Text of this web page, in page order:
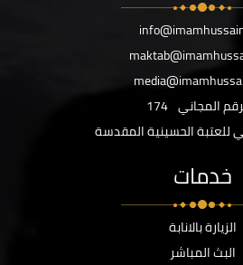
المجاني 174
للعتبة الحسينية المقدسة
خدمات
الزيارة بالانابة
البث المباشر